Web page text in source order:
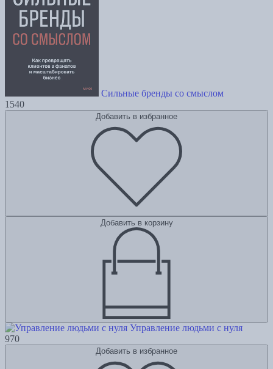
Сильные бренды со смыслом
1540
Добавить в избранное
Добавить в корзину
Управление людьми с нуля
970
Добавить в избранное